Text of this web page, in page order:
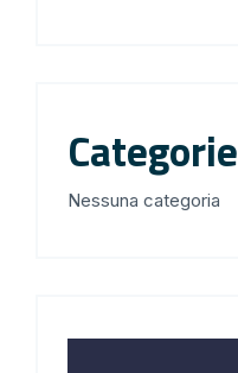
Categorie
Nessuna categoria